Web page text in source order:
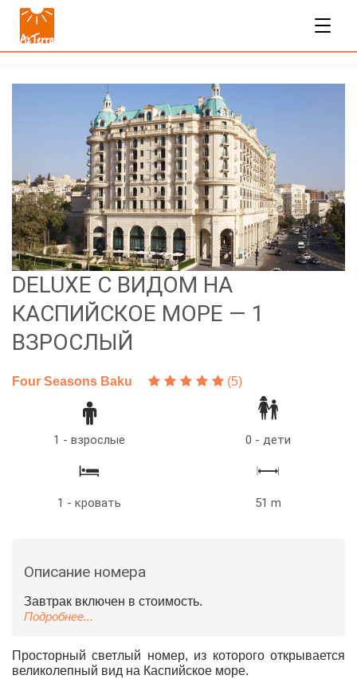
DELUXE С ВИДОМ НА
КАСПИЙСКОЕ МОРЕ — 1
ВЗРОСЛЫЙ
Four Seasons Baku (5)
1 - взрослые 0 - дети
1 - кровать 51 m
Описание номера
Завтрак включен в стоимость.
Подробнее...
Просторный светлый номер, из которого открывается
великолепный вид на Каспийское море.